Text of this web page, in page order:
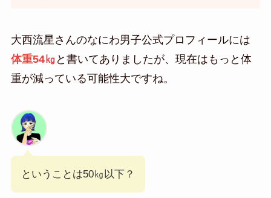
大西流星さんのなにわ男子公式プロフィールには
体重54㎏ と書いてありましたが、現在はもっと体
重が減っている可能性大ですね。
ということは50㎏以下？